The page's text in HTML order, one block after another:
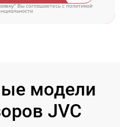
Вы соглашаетесь c политикой
модели
JVC